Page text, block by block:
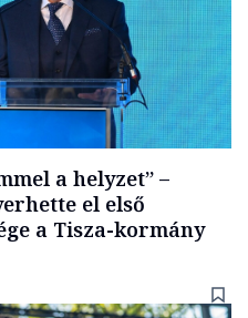
a helyzet” –
el első
a Tisza-kormány